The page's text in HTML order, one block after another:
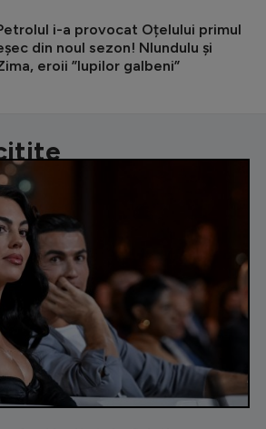
i-a provocat Oțelului primul
din noul sezon! Nlundulu și
eroii ”lupilor galbeni”